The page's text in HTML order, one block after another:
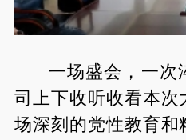
一场盛会，一次
司上下收听收看本次
场深刻的党性教育和